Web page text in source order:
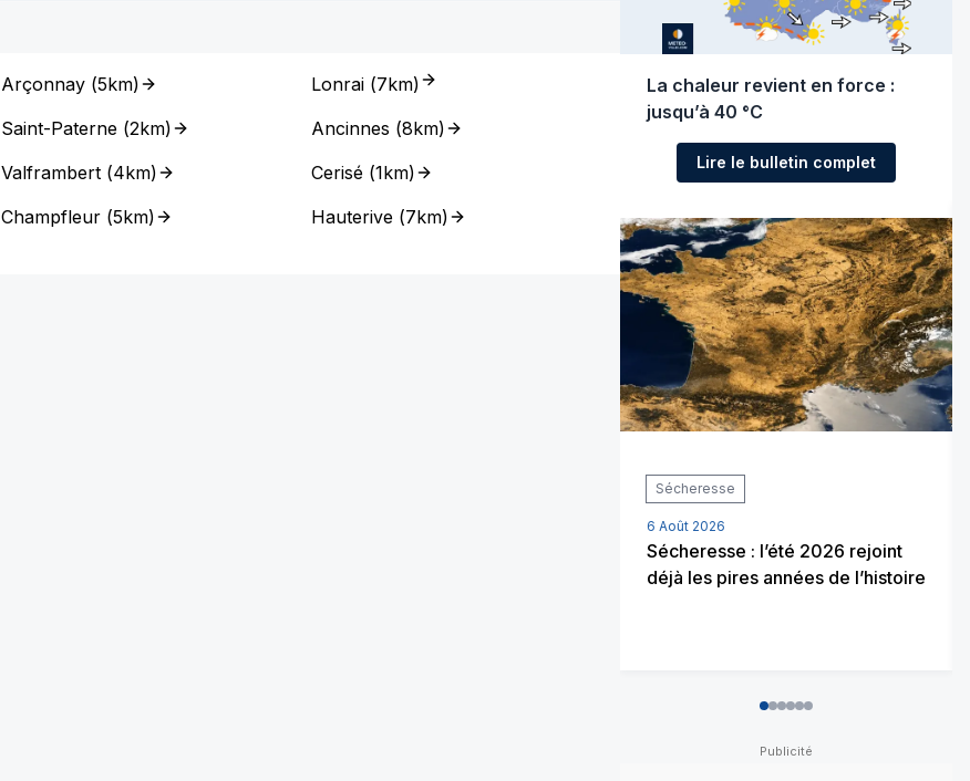
Arçonnay (5km)
Saint-Paterne (2km)
Valframbert (4km)
Champfleur (5km)
Lonrai(7km)
Ancinnes (8km)
Cerisé(1km)
Hauterive(7km)
La chaleur revient en force :
jusqu’à 40 °C
Lire le bulletin complet
Sécheresse
6 Août 2026
Sécheresse : l’été 2026 rejoint
déjà les pires années de l’histoire